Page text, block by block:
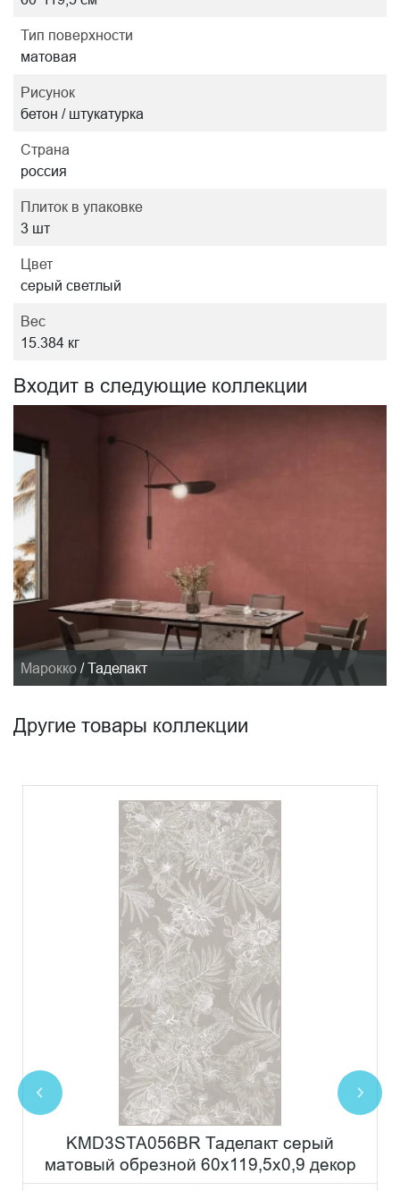
Тип поверхности
матовая
Рисунок
бетон / штукатурка
Страна
россия
Плиток в упаковке
3 шт
Цвет
серый светлый
Вес
15.384 кг
Входит в следующие коллекции
Марокко / Таделакт
Другие товары коллекции
KMD3STA056BR Таделакт серый
матовый обрезной 60x119,5x0,9 декор